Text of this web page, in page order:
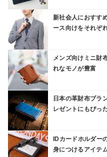
新社会人におすす
ース向けをそれぞ
メンズ向けミニ財
れなモノが豊富
日本の革財布ブラ
レゼントにもぴっ
IDカードホルダー
身につけるアイテ